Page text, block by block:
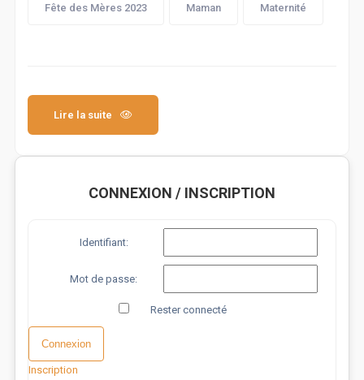
Fête des Mères 2023 Maman Maternité
Lire la suite
CONNEXION / INSCRIPTION
Identifiant:
Mot de passe:
Rester connecté
Connexion
Inscription